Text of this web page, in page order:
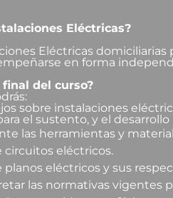
Eléctricas?
Eléctricas
en forma
final del curso?
sobre instalaciones
el sustento, y el desarrollo
las herramientas y
eléctricos.
eléctricos y sus
las normativas vigentes